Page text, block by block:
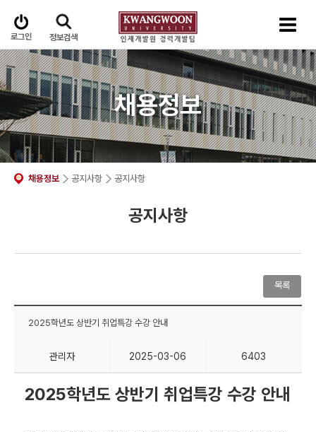
로그인 정보검색
채용정보
채용정보 공지사항 공지사항
공지사항
목록
2025학년도 상반기 취업특강 수강 안내
관리자 2025-03-06 6403
2025학년도 상반기 취업특강 수강 안내